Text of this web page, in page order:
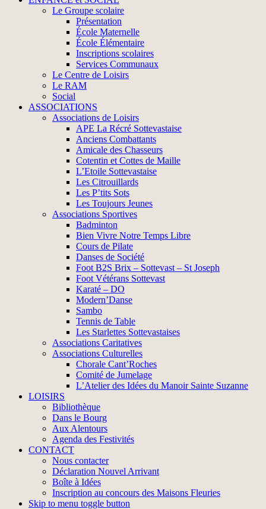
Le Groupe scolaire
Présentation
École Maternelle
École Élémentaire
Inscriptions scolaires
Services Communaux
Le Centre de Loisirs
Le RAM
Social
ASSOCIATIONS
Associations de Loisirs
APE La Récré Sottevastaise
Anciens Combattants
Amicale des Chasseurs
Cotentin et Cottes de Maille
L’Etoile Sottevastaise
Les Citrouillards
Les P’tits Sots
Les Toujours Jeunes
Associations Sportives
Badminton
Bien Vivre Notre Temps Libre
Cours de Pilate
Danses de Société
Foot B2S Brix – Sottevast – St Joseph
Foot Vétérans Sottevast
Karaté – DO
Modern’Danse
Sambo
Tennis de Table
Les Starlettes Sottevastaises
Associations Caritatives
Associations Culturelles
Chorale Cant’Roches
Comité de Jumelage
L’Atelier des Idées du Manoir Sainte Suzanne
LOISIRS
Bibliothèque
Dans le Bourg
Aux Alentours
Agenda des Festivités
CONTACT
Nous contacter
Déclaration Nouvel Arrivant
Boîte à Idées
Inscription au concours des Maisons Fleuries
Skip to menu toggle button